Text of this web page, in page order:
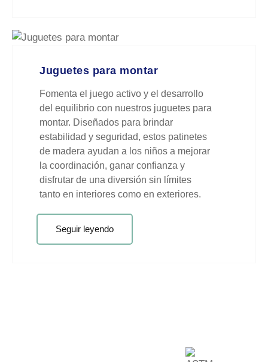
Juguetes para montar
Fomenta el juego activo y el desarrollo
del equilibrio con nuestros juguetes para
montar. Diseñados para brindar
estabilidad y seguridad, estos patinetes
de madera ayudan a los niños a mejorar
la coordinación, ganar confianza y
disfrutar de una diversión sin límites
tanto en interiores como en exteriores.
Seguir leyendo